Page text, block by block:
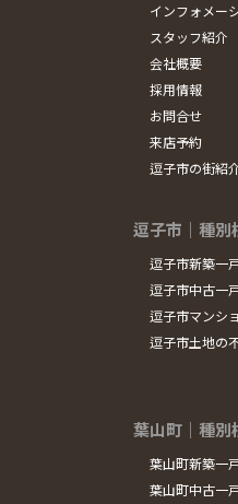
インフォメー
スタッフ紹介
会社概要
採用情報
お問合せ
来店予約
逗子市の街紹
逗子市｜種別
逗子市新築一
逗子市中古一
逗子市マンシ
逗子市土地の
葉山町｜種別
葉山町新築一
葉山町中古一